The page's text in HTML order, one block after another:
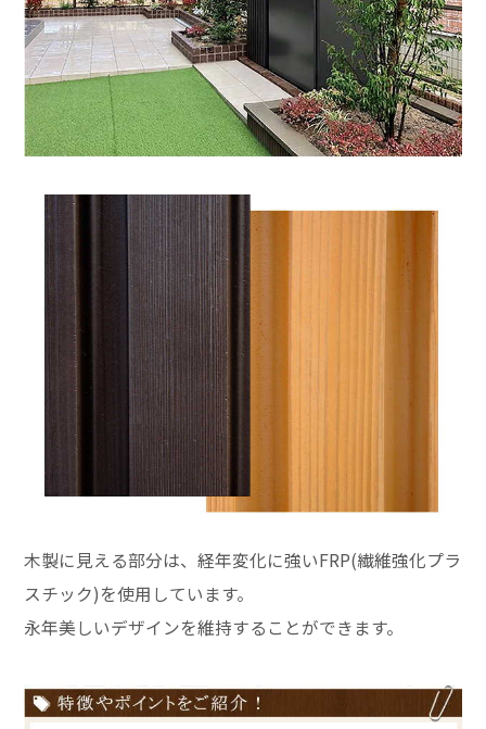
木製に見える部分は、経年変化に強いFRP(繊維強化プラ
スチック)を使用しています。
永年美しいデザインを維持することができます。